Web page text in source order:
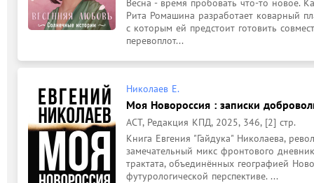
Весна - время пробовать что-то новое.
Рита Ромашина разработает коварный
с которым ей предстоит готовить
перевоплот...
Николаев Е.
Моя Новороссия : записки
АСТ, Редакция КПД, 2025, 346, [2] стр.
Книга Евгения "Гайдука" Николаева,
замечательный микс фронтового
трактата, объединённых географией
футурологической перспективе. ...